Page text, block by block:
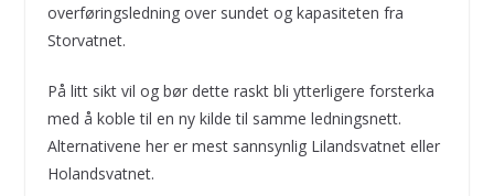
overføringsledning over sundet og kapasiteten fra
Storvatnet.
På litt sikt vil og bør dette raskt bli ytterligere forsterka
med å koble til en ny kilde til samme ledningsnett.
Alternativene her er mest sannsynlig Lilandsvatnet eller
Holandsvatnet.